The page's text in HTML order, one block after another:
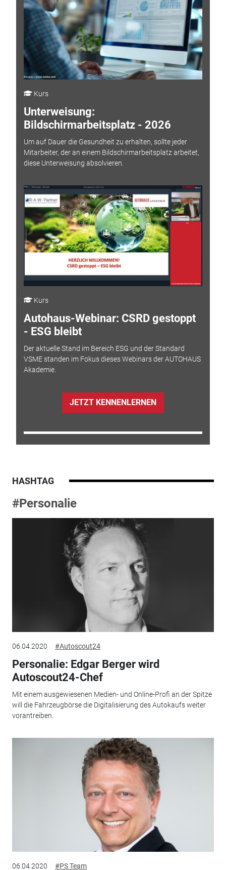
Kurs
Unterweisung:
Bildschirmarbeitsplatz - 2026
Um auf Dauer die Gesundheit zu erhalten, sollte jeder
Mitarbeiter, der an einem Bildschirmarbeitsplatz arbeitet,
diese Unterweisung absolvieren.
Kurs
Autohaus-Webinar: CSRD gestoppt
- ESG bleibt
Der aktuelle Stand im Bereich ESG und der Standard
VSME standen im Fokus dieses Webinars der AUTOHAUS
Akademie.
JETZT KENNENLERNEN
HASHTAG
#Personalie
06.04.2020 #Autoscout24
Personalie: Edgar Berger wird
Autoscout24-Chef
Mit einem ausgewiesenen Medien- und Online-Profi an der Spitze
will die Fahrzeugbörse die Digitalisierung des Autokaufs weiter
vorantreiben.
06.04.2020 #PS Team